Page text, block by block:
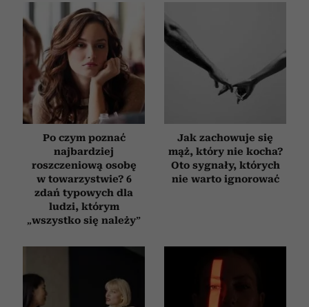
Po czym poznać
najbardziej
roszczeniową osobę
w towarzystwie? 6
zdań typowych dla
ludzi, którym
„wszystko się należy”
Jak zachowuje się
mąż, który nie kocha?
Oto sygnały, których
nie warto ignorować